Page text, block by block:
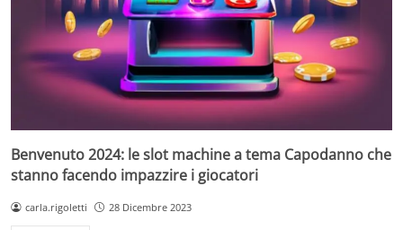
Benvenuto 2024: le slot machine a tema Capodanno che
stanno facendo impazzire i giocatori
carla.rigoletti 28 Dicembre 2023